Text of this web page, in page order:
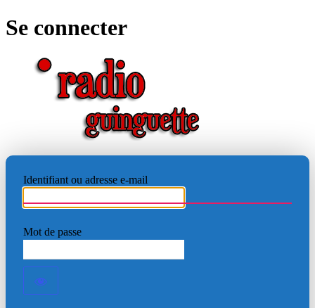
Se connecter
Identifiant ou adresse e-mail
Mot de passe